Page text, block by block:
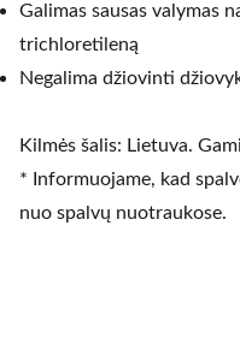
Galimas sausas valymas
trichloretileną
Negalima džiovinti
Kilmės šalis: Lietuva.
* Informuojame, kad
nuo spalvų nuotraukose.